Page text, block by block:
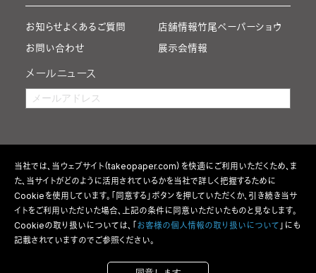
お知らせよくあるご質問
お問い合わせ
店舗情報竹尾ペーパーショウ
展示会情報
メールニュース
当社では、当ウェブサイト（takeopaper.com）を快適にご利用いただくため、ま
た、当サイトがどのように活用されているかを当社で詳しく把握するために
Cookieを使用しています。「同意する」ボタンを押していただくか、引き続き当サ
イトをご利用いただいた場合、上記の条件に同意いただいたものと見なします。
Cookieの取り扱いについては、「 お客様の個人情報の取り扱いについて 」にも
記載されていますのでご参照ください。